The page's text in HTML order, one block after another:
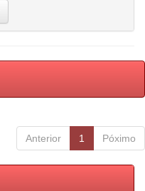
Anterior 1 Póximo